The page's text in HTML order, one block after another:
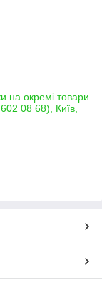
на окремі товари
08 68), Київ,